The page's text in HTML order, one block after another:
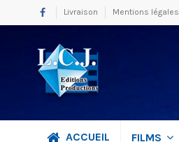
Livraison Mentions légales
ACCUEIL FILMS